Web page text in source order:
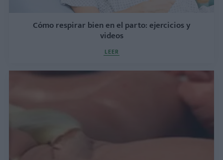
Cómo respirar bien en el parto: ejercicios y
videos
LEER